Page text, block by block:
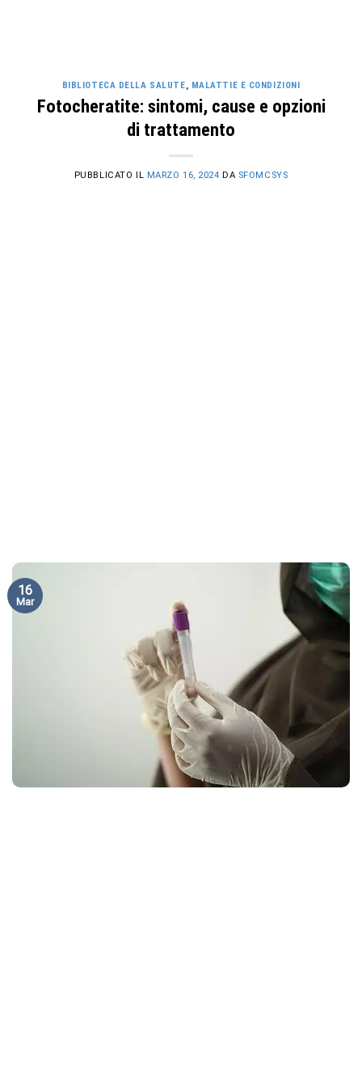
BIBLIOTECA DELLA SALUTE, MALATTIE E CONDIZIONI
Fotocheratite: sintomi, cause e opzioni
di trattamento
PUBBLICATO IL MARZO 16, 2024 DA SFOMCSYS
16
Mar